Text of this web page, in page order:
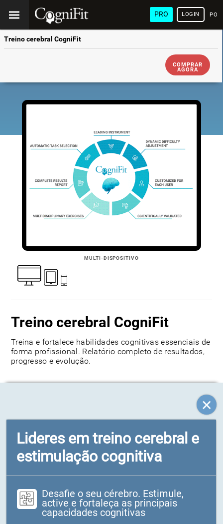
PRO LOGIN
MULTI-DISPOSITIVO
Treino cerebral CogniFit
321reviews
Treina e fortalece habilidades cognitivas essenciais de
forma profissional. Relatório completo de resultados,
Treino cerebral CogniFit
COMPRAR
AGORA
Lideres em treino cerebral e
estimulação cognitiva
Desafie o seu cérebro. Estimule,
active e fortaleça as principais